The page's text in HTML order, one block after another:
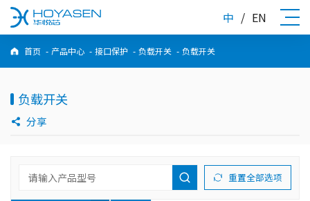
中 / EN
首页 - 产品中心 - 接口保护 - 负载开关 - 负载开关
负载开关
分享
重置全部选项